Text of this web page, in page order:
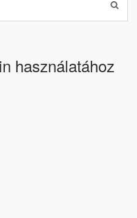
használatához